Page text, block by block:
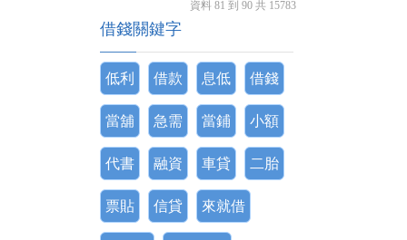
資料 81 到 90 共 15783
借錢關鍵字
低利 借款 息低 借錢
當舖 急需 當鋪 小額
代書 融資 車貸 二胎
票貼 信貸 來就借